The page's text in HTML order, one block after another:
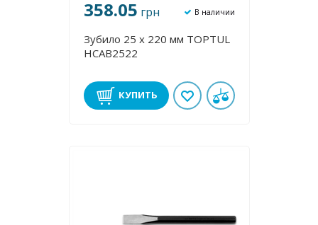
358.05 грн В наличии
Зубило 25 х 220 мм TOPTUL
HCAB2522
КУПИТЬ